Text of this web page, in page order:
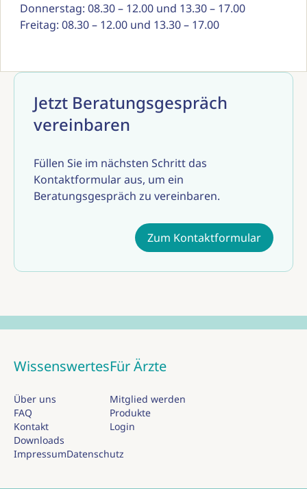
Donnerstag: 08.30 – 12.00 und 13.30 – 17.00
Freitag: 08.30 – 12.00 und 13.30 – 17.00
Jetzt Beratungsgespräch
vereinbaren
Füllen Sie im nächsten Schritt das
Kontaktformular aus, um ein
Beratungsgespräch zu vereinbaren.
Zum Kontaktformular
Wissenswertes
Über uns
FAQ
Kontakt
Downloads
Für Ärzte
Mitglied werden
Produkte
Login
ImpressumDatenschutz